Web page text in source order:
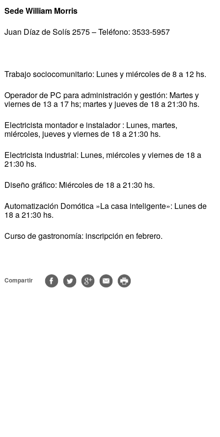
Sede William Morris
Juan Díaz de Solís 2575 – Teléfono: 3533-5957
Trabajo sociocomunitario: Lunes y miércoles de 8 a 12 hs.
Operador de PC para administración y gestión: Martes y
viernes de 13 a 17 hs; martes y jueves de 18 a 21:30 hs.
Electricista montador e instalador : Lunes, martes,
miércoles, jueves y viernes de 18 a 21:30 hs.
Electricista industrial: Lunes, miércoles y viernes de 18 a
21:30 hs.
Diseño gráfico: Miércoles de 18 a 21:30 hs.
Automatización Domótica »La casa inteligente»: Lunes de
18 a 21:30 hs.
Curso de gastronomía: inscripción en febrero.
Compartir